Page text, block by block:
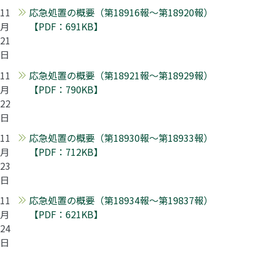
11
月
21
日
応急処置の概要（第18916報～第18920報）
【PDF：691KB】
11
月
22
日
応急処置の概要（第18921報～第18929報）
【PDF：790KB】
11
月
23
日
応急処置の概要（第18930報～第18933報）
【PDF：712KB】
11
月
24
日
応急処置の概要（第18934報～第19837報）
【PDF：621KB】